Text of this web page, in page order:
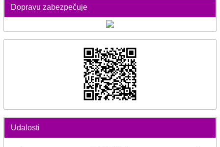
Dopravu zabezpečuje
Udalosti